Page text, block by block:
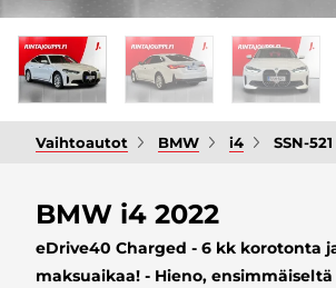
Vaihtoautot BMW i4 SSN-521
BMW i4 2022
eDrive40 Charged - 6 kk korotonta
maksuaikaa! - Hieno,